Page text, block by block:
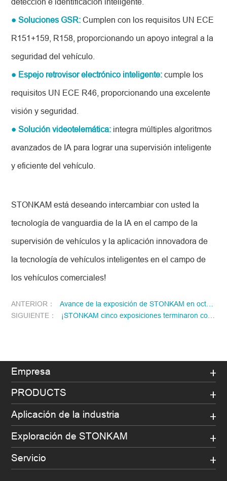
● Soluciones GSR: Cumplen con los requisitos UN ECE
R151+159, R158, proporcionando un apoyo integral a la
seguridad del vehículo.
● Espejo retrovisor electrónico inteligente:cumple los
requisitos UN ECE R46, proporcionando una excelente
visión y seguridad.
● Solución videotelemática: integra múltiples algoritmos
avanzados de IA para lograr una supervisión inteligente
y eficiente del vehículo.
STONKAM está deseando intercambiar con usted la
tecnología de vanguardia de la IA en el campo de la
supervisión de vehículos y la aplicación innovadora de
la tecnología de vehículos inteligentes en el campo de
los vehículos comerciales!
ANTERIOR：
Avance de la exposición de STONKAM en octubre de 2024
SIGUIENTE：
¡STONKAM cinco exposiciones terminaron con éxito en abril!
Empresa
PRODUCTS
Aplicación de la industria
Exploración de STONKAM
Servicio